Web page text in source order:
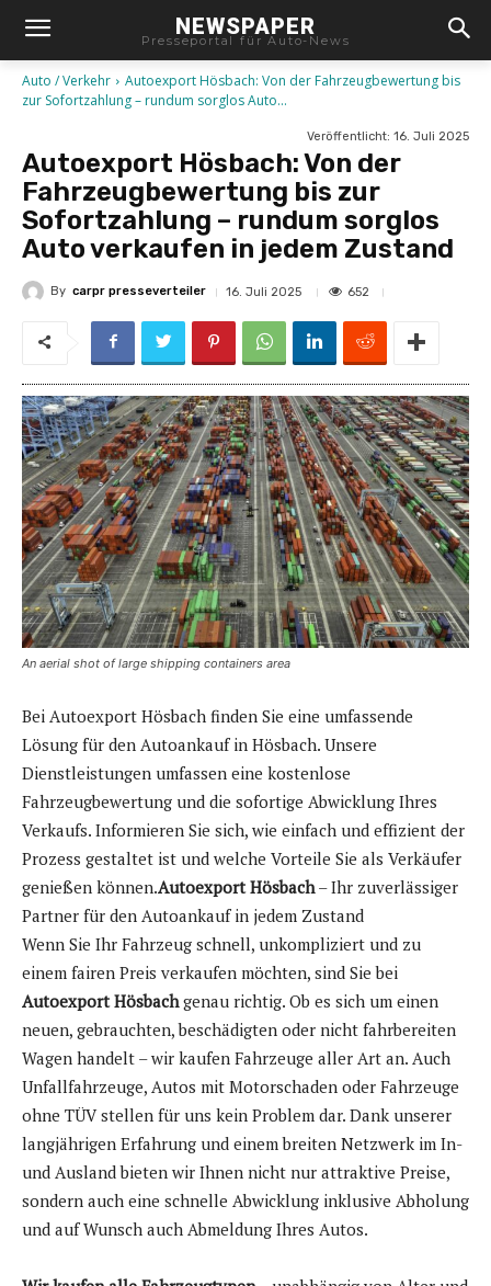
NEWSPAPER
Presseportal für Auto-News
Auto / Verkehr
Autoexport Hösbach: Von der Fahrzeugbewertung bis
zur Sofortzahlung – rundum sorglos Auto...
Veröffentlicht: 16. Juli 2025
Autoexport Hösbach: Von der
Fahrzeugbewertung bis zur
Sofortzahlung – rundum sorglos
Auto verkaufen in jedem Zustand
By carpr presseverteiler 16. Juli 2025 652
An aerial shot of large shipping containers area
Bei Autoexport Hösbach finden Sie eine umfassende
Lösung für den Autoankauf in Hösbach. Unsere
Dienstleistungen umfassen eine kostenlose
Fahrzeugbewertung und die sofortige Abwicklung Ihres
Verkaufs. Informieren Sie sich, wie einfach und effizient der
Prozess gestaltet ist und welche Vorteile Sie als Verkäufer
genießen können.Autoexport Hösbach – Ihr zuverlässiger
Partner für den Autoankauf in jedem Zustand
Wenn Sie Ihr Fahrzeug schnell, unkompliziert und zu
einem fairen Preis verkaufen möchten, sind Sie bei
Autoexport Hösbach genau richtig. Ob es sich um einen
neuen, gebrauchten, beschädigten oder nicht fahrbereiten
Wagen handelt – wir kaufen Fahrzeuge aller Art an. Auch
Unfallfahrzeuge, Autos mit Motorschaden oder Fahrzeuge
ohne TÜV stellen für uns kein Problem dar. Dank unserer
langjährigen Erfahrung und einem breiten Netzwerk im In-
und Ausland bieten wir Ihnen nicht nur attraktive Preise,
sondern auch eine schnelle Abwicklung inklusive Abholung
und auf Wunsch auch Abmeldung Ihres Autos.